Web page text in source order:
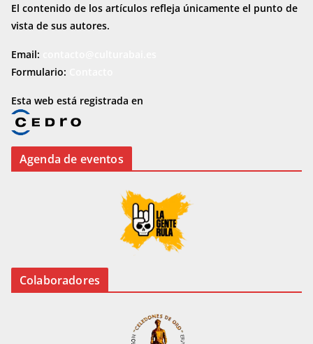
El contenido de los artículos refleja únicamente el punto de
vista de sus autores.
Email:
Formulario:
Esta web está registrada en
Agenda de eventos
Colaboradores